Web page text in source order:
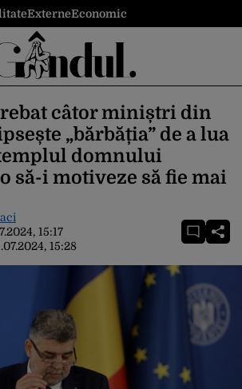
ExterneEconomic
câtor miniștri din
„bărbăția” de a lua
domnului
să-i motiveze să fie mai
15:17
15:28